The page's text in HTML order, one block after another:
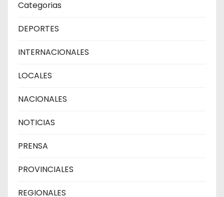
Categorias
DEPORTES
INTERNACIONALES
LOCALES
NACIONALES
NOTICIAS
PRENSA
PROVINCIALES
REGIONALES